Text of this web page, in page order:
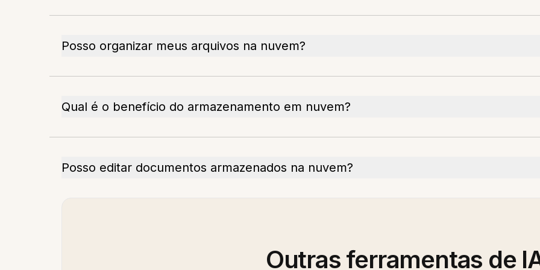
Posso organizar meus arquivos na nuvem?
Qual é o benefício do armazenamento em nuvem?
Posso editar documentos armazenados na nuvem?
Outras ferramentas de